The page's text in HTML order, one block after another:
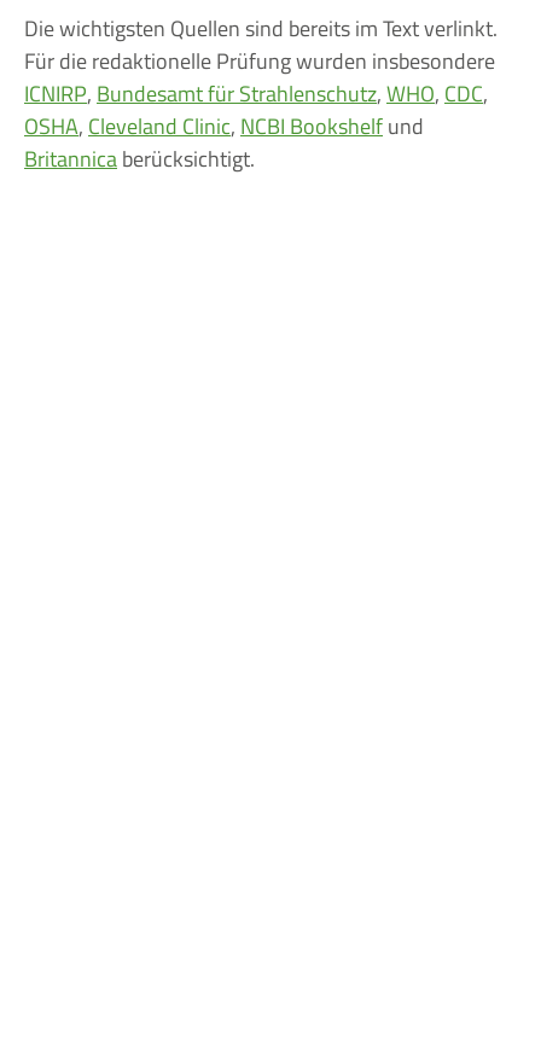
Die wichtigsten Quellen sind bereits im Text verlinkt.
Für die redaktionelle Prüfung wurden insbesondere
ICNIRP, Bundesamt für Strahlenschutz,WHO, CDC,
OSHA, Cleveland Clinic, NCBI Bookshelfund
Britannicaberücksichtigt.